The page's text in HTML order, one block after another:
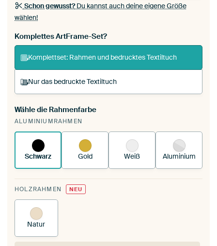
Schon gewusst?Du kannst auch deine eigene Größe
wählen!
Komplettes ArtFrame-Set?
Komplettset: Rahmen und bedrucktes Textiltuch
Nur das bedruckte Textiltuch
Du spannst einen wechselbaren Textiltuch in
deinen vorhandenen ArtFrame™.
funktioniert es.
Wähle die Rahmenfarbe
ALUMINIUMRAHMEN
Schwarz Gold Weiß Aluminium
HOLZRAHMEN NEU
Natur